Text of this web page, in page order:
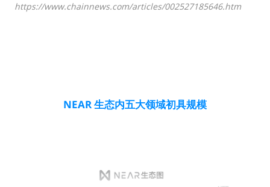
https://www.chainnews.com/articles/002527185646.htm
NEAR 生态内五大领域初具规模